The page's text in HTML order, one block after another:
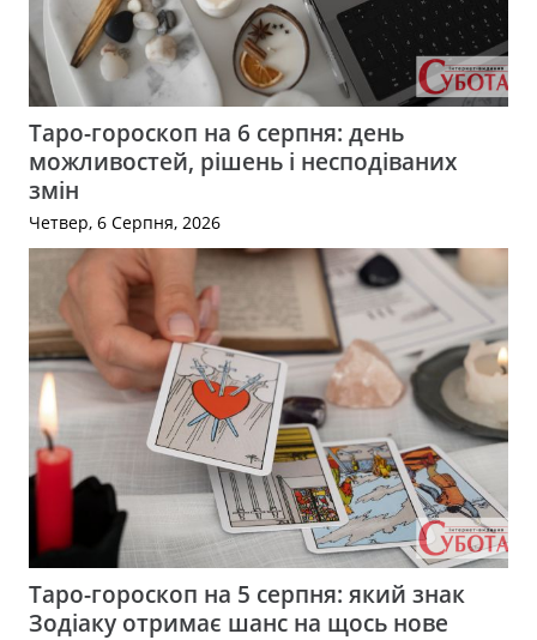
Таро-гороскоп на 6 серпня: день
можливостей, рішень і несподіваних
змін
Четвер, 6 Серпня, 2026
Таро-гороскоп на 5 серпня: який знак
Зодіаку отримає шанс на щось нове